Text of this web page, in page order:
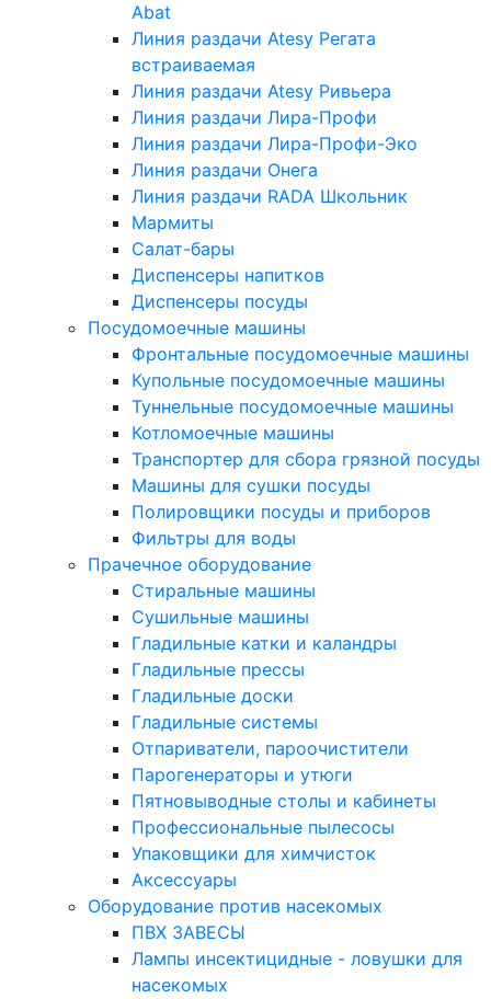
Abat
Линия раздачи Atesy Регата
встраиваемая
Линия раздачи Atesy Ривьера
Линия раздачи Лира-Профи
Линия раздачи Лира-Профи-Эко
Линия раздачи Онега
Линия раздачи RADA Школьник
Мармиты
Салат-бары
Диспенсеры напитков
Диспенсеры посуды
Посудомоечные машины
Фронтальные посудомоечные машины
Купольные посудомоечные машины
Туннельные посудомоечные машины
Котломоечные машины
Транспортер для сбора грязной посуды
Машины для сушки посуды
Полировщики посуды и приборов
Фильтры для воды
Прачечное оборудование
Стиральные машины
Сушильные машины
Гладильные катки и каландры
Гладильные прессы
Гладильные доски
Гладильные системы
Отпариватели, пароочистители
Парогенераторы и утюги
Пятновыводные столы и кабинеты
Профессиональные пылесосы
Упаковщики для химчисток
Аксессуары
Оборудование против насекомых
ПВХ ЗАВЕСЫ
Лампы инсектицидные - ловушки для
насекомых